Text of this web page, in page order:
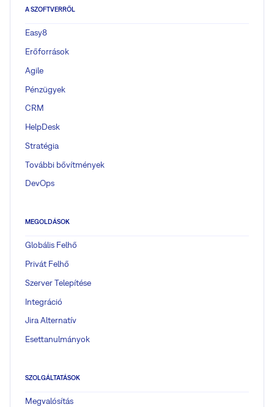
A SZOFTVERRŐL
Easy8
Erőforrások
Agile
Pénzügyek
CRM
HelpDesk
Stratégia
További bővítmények
DevOps
MEGOLDÁSOK
Globális Felhő
Privát Felhő
Szerver Telepítése
Integráció
Jira Alternatív
Esettanulmányok
SZOLGÁLTATÁSOK
Megvalósítás